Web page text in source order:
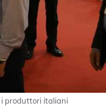
i produttori italiani